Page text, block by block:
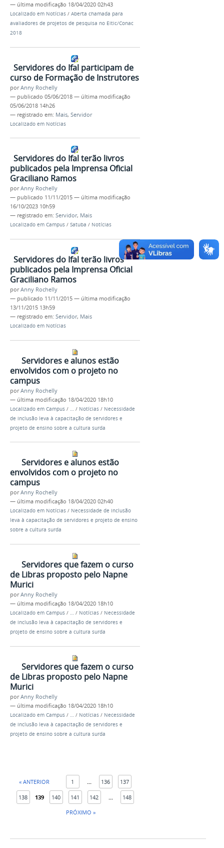
— última modificação 18/04/2020 02h43
Localizado em Notícias / Aberta chamada para
avaliadores de projetos de pesquisa no Eitic/Conac
2018
Servidores do Ifal participam de
curso de Formação de Instrutores
porAnny Rochelly
— publicado 05/06/2018 — última modificação
05/06/2018 14h26
— registrado em: Mais, Servidor
Localizado em Notícias
Servidores do Ifal terão livros
publicados pela Imprensa Oficial
Graciliano Ramos
porAnny Rochelly
— publicado 11/11/2015 — última modificação
16/10/2023 10h59
— registrado em: Servidor, Mais
Localizado em Campus / Satuba / Notícias
Servidores do Ifal terão livros
publicados pela Imprensa Oficial
Graciliano Ramos
porAnny Rochelly
— publicado 11/11/2015 — última modificação
13/11/2015 13h59
— registrado em: Servidor, Mais
Localizado em Notícias
Servidores e alunos estão
envolvidos com o projeto no
campus
porAnny Rochelly
— última modificação 18/04/2020 18h10
Localizado em Campus / … / Notícias / Necessidade
de inclusão leva à capacitação de servidores e
projeto de ensino sobre a cultura surda
Servidores e alunos estão
envolvidos com o projeto no
campus
porAnny Rochelly
— última modificação 18/04/2020 02h40
Localizado em Notícias / Necessidade de inclusão
leva à capacitação de servidores e projeto de ensino
sobre a cultura surda
Servidores que fazem o curso
de Libras proposto pelo Napne
Murici
porAnny Rochelly
— última modificação 18/04/2020 18h10
Localizado em Campus / … / Notícias / Necessidade
de inclusão leva à capacitação de servidores e
projeto de ensino sobre a cultura surda
Servidores que fazem o curso
de Libras proposto pelo Napne
Murici
porAnny Rochelly
— última modificação 18/04/2020 18h10
Localizado em Campus / … / Notícias / Necessidade
de inclusão leva à capacitação de servidores e
projeto de ensino sobre a cultura surda
« ANTERIOR 1 136 137
138 139 140 141 142
148
PRÓXIMO »